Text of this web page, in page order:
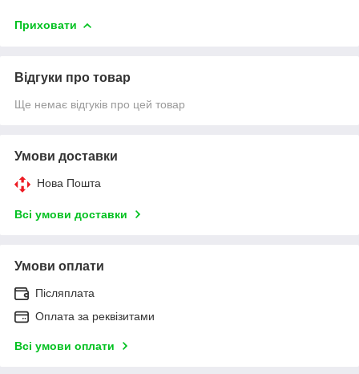
Приховати
Відгуки про товар
Ще немає відгуків про цей товар
Умови доставки
Нова Пошта
Всі умови доставки
Умови оплати
Післяплата
Оплата за реквізитами
Всі умови оплати